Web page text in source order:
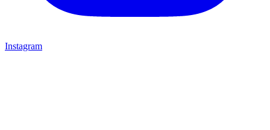
Instagram